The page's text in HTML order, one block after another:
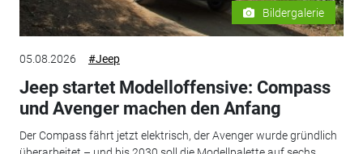
Bildergalerie
05.08.2026 #Jeep
Jeep startet Modelloffensive: Compass
und Avenger machen den Anfang
Der Compass fährt jetzt elektrisch, der Avenger wurde gründlich